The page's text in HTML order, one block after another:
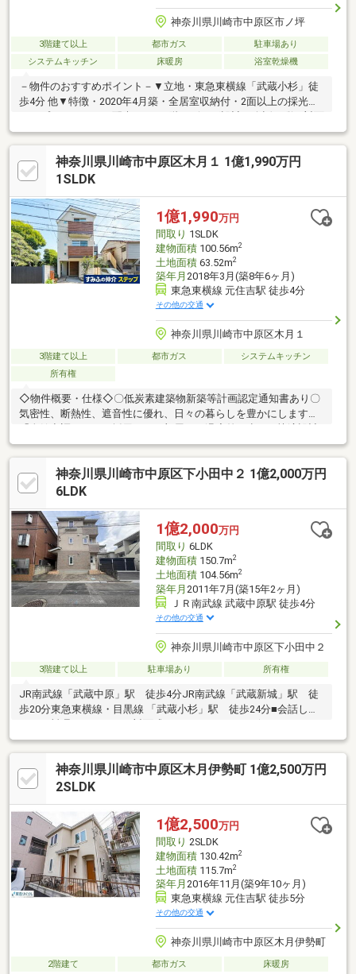
神奈川県川崎市中原区市ノ坪
3階建て以上 都市ガス
駐車場あり
システムキッチン
床暖房 浴室乾燥機
－物件のおすすめポイント－▼立地・東急東横線「武蔵小杉」徒
歩4分 他▼特徴・2020年4月築・全居室収納付・2面以上の採光あ
式キッチン・3階の2面にバルコニーを設置・駐車1台可(車種によ
る)▼設備・床暖房(LD)・食洗機・浴室暖房乾燥機▼周辺環境・グ
ランツリー武蔵小杉 徒歩3分(約240m)・川崎市立東住吉小学校 徒
歩4分(約270m)・ららテラス武蔵小杉 徒歩5分(約400m)■ ご希望の
談はお気軽にお問い合わせください。
神奈川県川崎市中原区木月１ 1億1,990万円
1SLDK
1億1,990万円
間取り 1SLDK
建物面積100.56m2
土地面積63.52m2
築年月 2018年3月(築8年6ヶ月)
東急東横線 元住吉駅 徒歩4分
その他の交通
神奈川県川崎市中原区木月１
3階建て以上 都市ガス
システムキッチン
所有権
◇物件概要・仕様◇〇低炭素建築物新築等計画認定通知書あり〇
気密性、断熱性、遮音性に優れ、日々の暮らしを豊かにします〇
〇屋根遮熱仕様（ダブルシールドパネル）〇約18.1帖のLDKは約
2.6mの天井高、全方向からの採光〇複層ガラスを採用〇フローリ
ング無垢材使用（1階・2階部分）〇WTC（ウォークスルークロー
ゼット）は1階に約4.9㎡、3階に約2.8㎡の2箇所あり〇全室雨戸自
キッチン 開放感とデザイン性を両立・三井ホーム「クアルタホ
ワイト×ゴールド」仕様・食器洗い乾燥機付き
神奈川県川崎市中原区下小田中２ 1億2,000万円
6LDK
1億2,000万円
間取り 6LDK
建物面積150.7m2
土地面積104.56m2
築年月 2011年7月(築15年2ヶ月)
ＪＲ南武線 武蔵中原駅 徒歩4分
その他の交通
神奈川県川崎市中原区下小田中２
3階建て以上 駐車場あり 所有権
JR南武線「武蔵中原」駅 徒歩4分JR南武線「武蔵新城」駅 徒
歩20分東急東横線・目黒線 「武蔵小杉」駅 徒歩24分■会話しな
がらお料理ができる 対面式カウンターキッチン(2Fキッチンの
み)■ウォークインクローゼットほか各所に収納スペースを確保
使い勝手に配慮した設計でお部屋の空間を有効活用■来客時やお
子様の遊び場など多目的に使える和室■玄関2つ、キッチン2つ、
浴室2つの二世帯対応住宅
神奈川県川崎市中原区木月伊勢町 1億2,500万円
2SLDK
1億2,500万円
間取り 2SLDK
建物面積130.42m2
土地面積115.7m2
築年月 2016年11月(築9年10ヶ月)
東急東横線 元住吉駅 徒歩5分
その他の交通
神奈川県川崎市中原区木月伊勢町
2階建て 都市ガス
床暖房